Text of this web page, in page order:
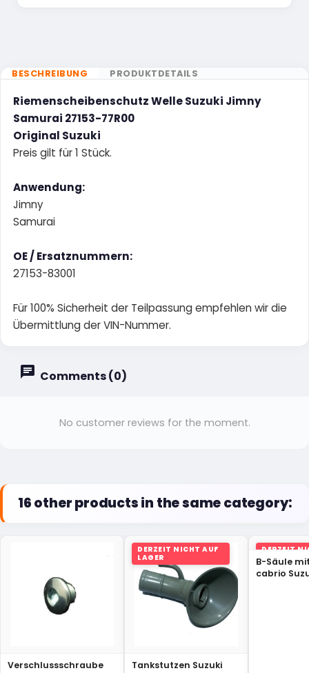
BESCHREIBUNG PRODUKTDETAILS
Riemenscheibenschutz Welle Suzuki Jimny
Samurai 27153-77R00
Original Suzuki
Preis gilt für 1 Stück.
Anwendung:
Jimny
Samurai
OE / Ersatznummern:
27153-83001
Für 100% Sicherheit der Teilpassung empfehlen wir die
Übermittlung der VIN-Nummer.
Comments (0)
No customer reviews for the moment.
16 other products in the same category:
Verschlussschraube
DERZEIT NICHT AUF
LAGER
Tankstutzen Suzuki
DERZEIT
LAGER
B-Säule
cabrio